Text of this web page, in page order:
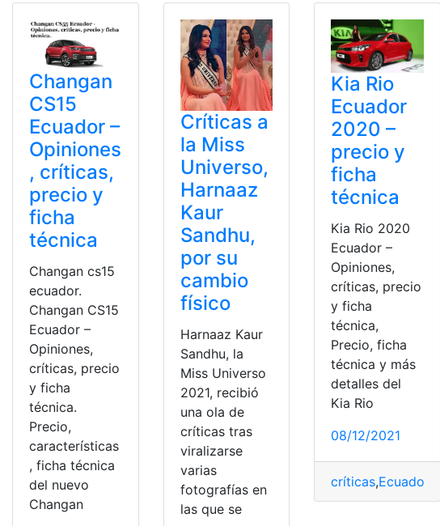
Changan
CS15
Ecuador –
Opiniones
, críticas,
precio y
ficha
técnica
Changan cs15
ecuador.
Changan CS15
Ecuador –
Opiniones,
críticas, precio
y ficha
técnica.
Precio,
características
, ficha técnica
del nuevo
Changan
Críticas a
la Miss
Universo,
Harnaaz
Kaur
Sandhu,
por su
cambio
físico
Harnaaz Kaur
Sandhu, la
Miss Universo
2021, recibió
una ola de
críticas tras
viralizarse
varias
fotografías en
las que se
Kia Rio
Ecuador
2020 –
precio y
ficha
técnica
Kia Rio 2020
Ecuador –
Opiniones,
críticas, precio
y ficha
técnica,
Precio, ficha
técnica y más
detalles del
Kia Rio
08/12/2021
críticas,Ecuador